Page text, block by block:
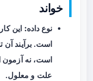
خواند
نوع داده: این
است. برآیند آن
است، نه آزمون
علت و معلول.